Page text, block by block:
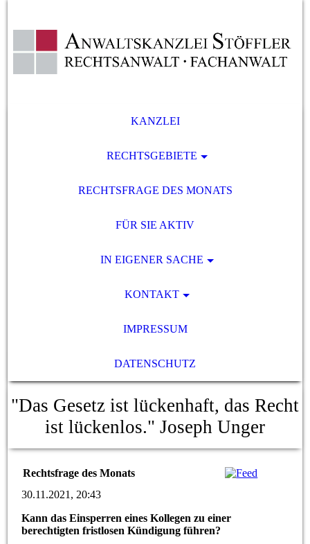
KANZLEI
RECHTSGEBIETE
RECHTSFRAGE DES MONATS
FÜR SIE AKTIV
IN EIGENER SACHE
KONTAKT
IMPRESSUM
DATENSCHUTZ
"Das Gesetz ist lückenhaft, das Recht
ist lückenlos." Joseph Unger
Rechtsfrage des Monats
30.11.2021, 20:43
Kann das Einsperren eines Kollegen zu einer
berechtigten fristlosen Kündigung führen?